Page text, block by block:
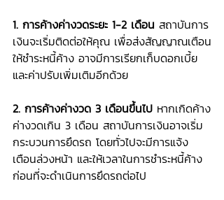
1. การค้างค่างวดระยะ 1-2 เดือน สถาบันการ
เงินจะเริ่มติดต่อให้คุณ เพื่อส่งสัญญาณเตือน
ให้ชำระหนี้ค้าง อาจมีการเรียกเก็บดอกเบี้ย
และค่าปรับเพิ่มเติมอีกด้วย
2. การค้างค่างวด 3 เดือนขึ้นไป หากเกิดค้าง
ค่างวดเกิน 3 เดือน สถาบันการเงินอาจเริ่ม
กระบวนการยึดรถ โดยทั่วไปจะมีการแจ้ง
เตือนล่วงหน้า และให้เวลาในการชำระหนี้ค้าง
ก่อนที่จะดำเนินการยึดรถต่อไป